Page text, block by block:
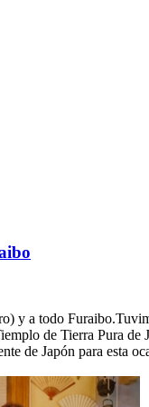
y a todo
de Tierra Pura de
de Japón para esta